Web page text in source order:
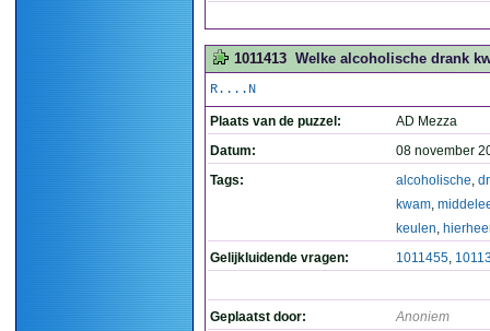
1011413 Welke alcoholische drank
R....N
Plaats van de puzzel:
AD Mezza
Datum:
08 november
Tags:
alcoholische,
kwam,
keulen,
Gelijkluidende vragen:
1011455,
Geplaatst door: Anoniem